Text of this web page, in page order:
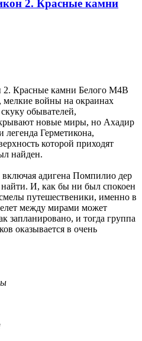
2. Красные камни
войны на окраинах
обывателей,
новые миры, но Ахадир
легенда Герметикона,
которой приходят
найден.
адигена Помпилио дер
найти. И, как бы ни был спокоен
путешественики, именно в
между мирами может
запланировано, и тогда группа
оказывается в очень